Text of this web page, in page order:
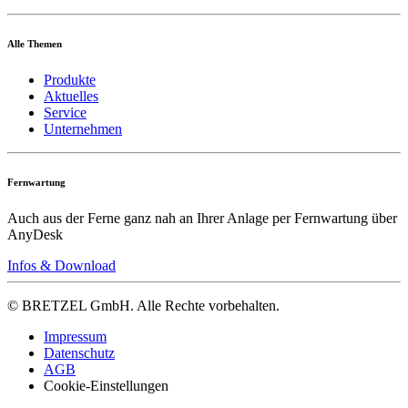
Alle Themen
Produkte
Aktuelles
Service
Unternehmen
Fernwartung
Auch aus der Ferne ganz nah an Ihrer Anlage per Fernwartung über
AnyDesk
Infos & Download
© BRETZEL GmbH. Alle Rechte vorbehalten.
Impressum
Datenschutz
AGB
Cookie-Einstellungen